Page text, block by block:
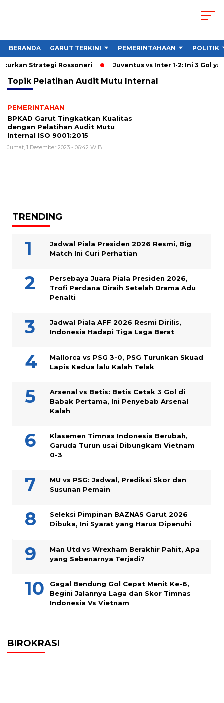
BERANDA GARUT TERKINI PEMERINTAHAAN POLITIK
Strategi Rossoneri Juventus vs Inter 1-2: Ini 3 Gol
Topik Pelatihan Audit Mutu Internal
PEMERINTAHAN
BPKAD Garut Tingkatkan Kualitas
dengan Pelatihan Audit Mutu
Internal ISO 9001:2015
Jumat, 1 Desember 2023 - 06:42 WIB
TRENDING
Jadwal Piala Presiden 2026 Resmi, Big
Match Ini Curi Perhatian
Persebaya Juara Piala Presiden 2026,
Trofi Perdana Diraih Setelah Drama Adu
Penalti
Jadwal Piala AFF 2026 Resmi Dirilis,
Indonesia Hadapi Tiga Laga Berat
Mallorca vs PSG 3-0, PSG Turunkan Skuad
Lapis Kedua lalu Kalah Telak
Arsenal vs Betis: Betis Cetak 3 Gol di
Babak Pertama, Ini Penyebab Arsenal
Kalah
Klasemen Timnas Indonesia Berubah,
Garuda Turun usai Dibungkam Vietnam
0-3
MU vs PSG: Jadwal, Prediksi Skor dan
Susunan Pemain
Seleksi Pimpinan BAZNAS Garut 2026
Dibuka, Ini Syarat yang Harus Dipenuhi
Man Utd vs Wrexham Berakhir Pahit, Apa
yang Sebenarnya Terjadi?
Gagal Bendung Gol Cepat Menit Ke-6,
Begini Jalannya Laga dan Skor Timnas
Indonesia Vs Vietnam
BIROKRASI